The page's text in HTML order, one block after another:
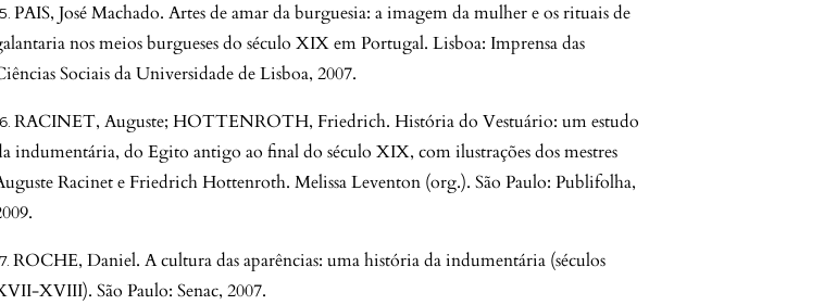
PAIS, José Machado. Artes de amar da burguesia: a imagem da mulher e os rituais de
nos meios burgueses do século XIX em Portugal. Lisboa: Imprensa das
Sociais da Universidade de Lisboa, 2007.
RACINET, Auguste; HOTTENROTH, Friedrich. História do Vestuário: um estudo
indumentária, do Egito antigo ao final do século XIX, com ilustrações dos mestres
Racinet e Friedrich Hottenroth. Melissa Leventon (org.). São Paulo: Publifolha,
ROCHE, Daniel. A cultura das aparências: uma história da indumentária (séculos
XVIII). São Paulo: Senac, 2007.